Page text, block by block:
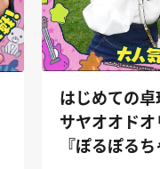
はじめての
サヤオオドオ
『ぽるぽる